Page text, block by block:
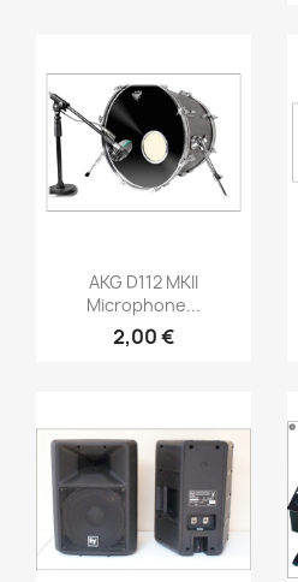
Aperçu rapide
AKG D112 MKII
Microphone...
2,00 €